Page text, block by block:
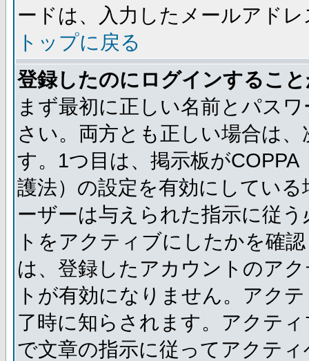
ードは、入力したメールアド
トップに戻る
登録したのにログインするこ
まず最初に正しい名前とパス
さい。両方とも正しい場合は
す。1つ目は、掲示板が
護法）の設定を有効にしてい
ーザーは与えられた指示に従
トをアクティブにしたかを確
は、登録したアカウントのア
トが有効になりません。アク
了時に知らされます。アクテ
で文章の指示に従ってアクテ